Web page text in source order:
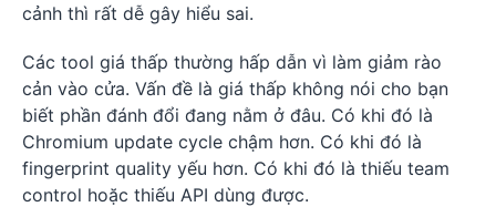
cảnh thì rất dễ gây hiểu sai.
Các tool giá thấp thường hấp dẫn vì làm giảm rào
cản vào cửa. Vấn đề là giá thấp không nói cho bạn
biết phần đánh đổi đang nằm ở đâu. Có khi đó là
Chromium update cycle chậm hơn. Có khi đó là
fingerprint quality yếu hơn. Có khi đó là thiếu team
control hoặc thiếu API dùng được.